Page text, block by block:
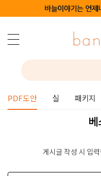
PDF도안 실 패키지
게시글 작성 시 입